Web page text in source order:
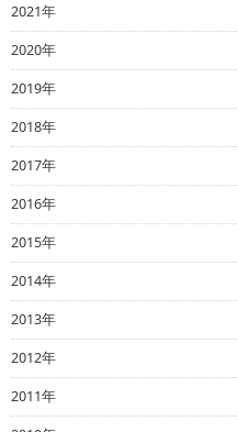
2021年
2020年
2019年
2018年
2017年
2016年
2015年
2014年
2013年
2012年
2011年